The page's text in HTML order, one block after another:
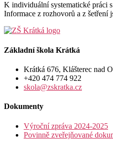
K individuální systematické práci
Informace z rozhovorů a z šetření
Základní škola Krátká
Krátká 676, Klášterec nad
+420 474 774 922
skola@zskratka.cz
Dokumenty
Výroční zpráva 2024-2025
Povinně zveřejňované